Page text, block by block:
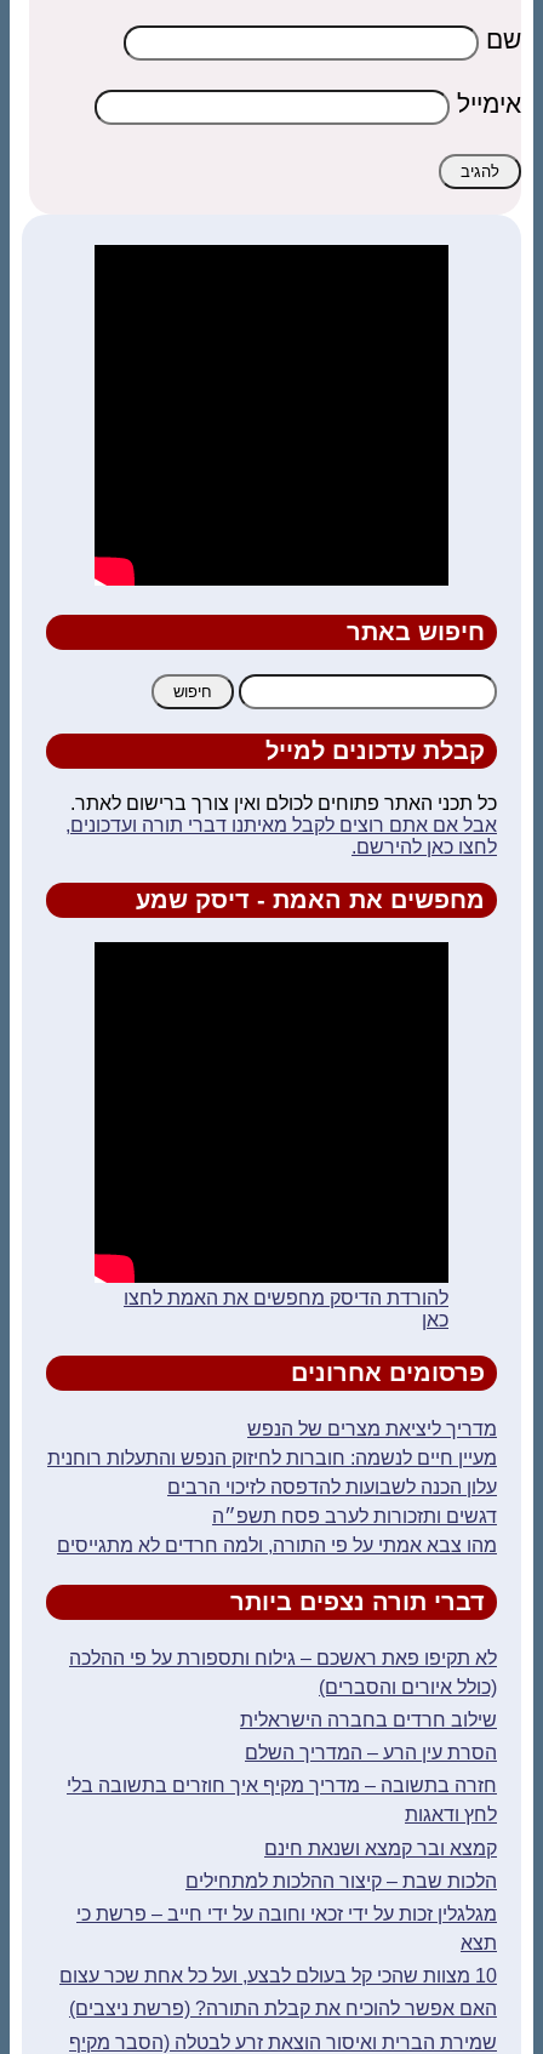
שם
אימייל
חיפוש באתר
חיפוש:
קבלת עדכונים למייל
כל תכני האתר פתוחים לכולם ואין צורך ברישום לאתר.
אבל אם אתם רוצים לקבל מאיתנו דברי תורה ועדכונים,
לחצו כאן להירשם.
מחפשים את האמת - דיסק שמע
להורדת הדיסק מחפשים את האמת לחצו
כאן
פרסומים אחרונים
מדריך ליציאת מצרים של הנפש
מעיין חיים לנשמה: חוברות לחיזוק הנפש והתעלות רוחנית
עלון הכנה לשבועות להדפסה לזיכוי הרבים
דגשים ותזכורות לערב פסח תשפ״ה
מהו צבא אמתי על פי התורה, ולמה חרדים לא מתגייסים
דברי תורה נצפים ביותר
לא תקיפו פאת ראשכם – גילוח ותספורת על פי ההלכה
(כולל איורים והסברים)
שילוב חרדים בחברה הישראלית
הסרת עין הרע – המדריך השלם
חזרה בתשובה – מדריך מקיף איך חוזרים בתשובה בלי
לחץ ודאגות
קמצא ובר קמצא ושנאת חינם
הלכות שבת – קיצור ההלכות למתחילים
מגלגלין זכות על ידי זכאי וחובה על ידי חייב – פרשת כי
תצא
10 מצוות שהכי קל בעולם לבצע, ועל כל אחת שכר עצום
האם אפשר להוכיח את קבלת התורה? (פרשת ניצבים)
שמירת הברית ואיסור הוצאת זרע לבטלה (הסבר מקיף